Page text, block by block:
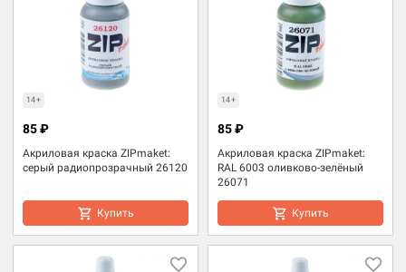
14+
Акриловая краска ZIPmaket:
серый радиопрозрачный 26120
85 ₽
Купить
14+
Акриловая краска ZIPmaket:
RAL 6003 оливково-зелёный
26071
85 ₽
Купить